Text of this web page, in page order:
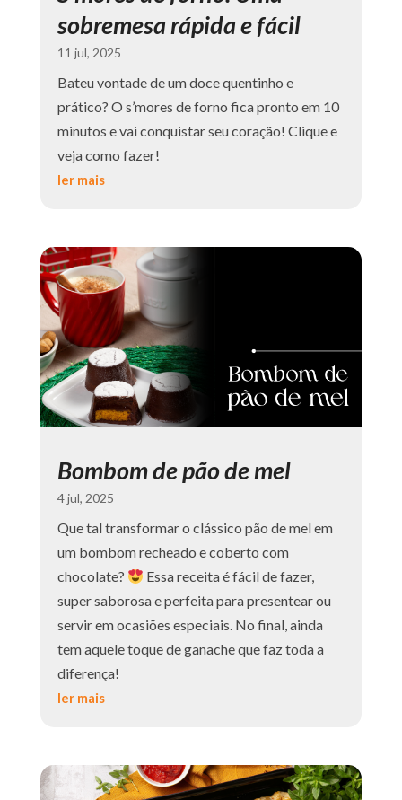
sobremesa rápida e fácil
11 jul, 2025
Bateu vontade de um doce quentinho e
prático? O s’mores de forno fica pronto em 10
minutos e vai conquistar seu coração! Clique e
veja como fazer!
ler mais
Bombom de pão de mel
4 jul, 2025
Que tal transformar o clássico pão de mel em
um bombom recheado e coberto com
chocolate?
Essa receita é fácil de fazer,
super saborosa e perfeita para presentear ou
servir em ocasiões especiais. No final, ainda
tem aquele toque de ganache que faz toda a
diferença!
ler mais